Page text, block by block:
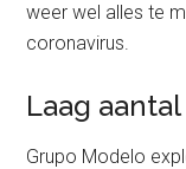
weer wel alles te
coronavirus.
Laag
Grupo Modelo